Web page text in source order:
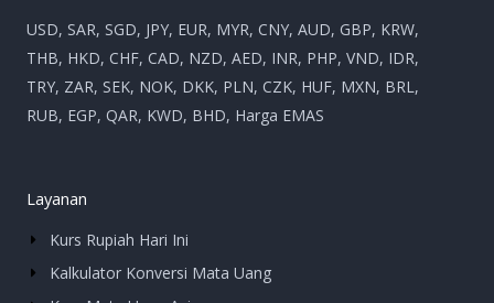
USD, SAR, SGD, JPY, EUR, MYR, CNY, AUD, GBP, KRW,
THB, HKD, CHF, CAD, NZD, AED, INR, PHP, VND, IDR,
TRY, ZAR, SEK, NOK, DKK, PLN, CZK, HUF, MXN, BRL,
RUB, EGP, QAR, KWD, BHD, Harga EMAS
Layanan
Kurs Rupiah Hari Ini
Kalkulator Konversi Mata Uang